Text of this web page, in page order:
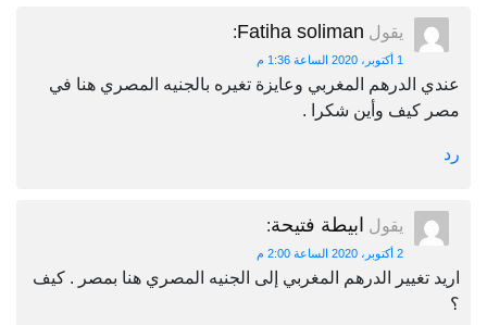
يقول Fatiha soliman
:
1 أكتوبر، 2020 الساعة 1:36 م
عندي الدرهم المغربي وعايزة تغيره بالجنيه المصري هنا في
مصر كيف وأين شكرا .
رد
يقول ابيطة فتيحة:
2 أكتوبر، 2020 الساعة 2:00 م
اريد تغيير الدرهم المغربي إلى الجنيه المصري هنا بمصر . كيف
؟